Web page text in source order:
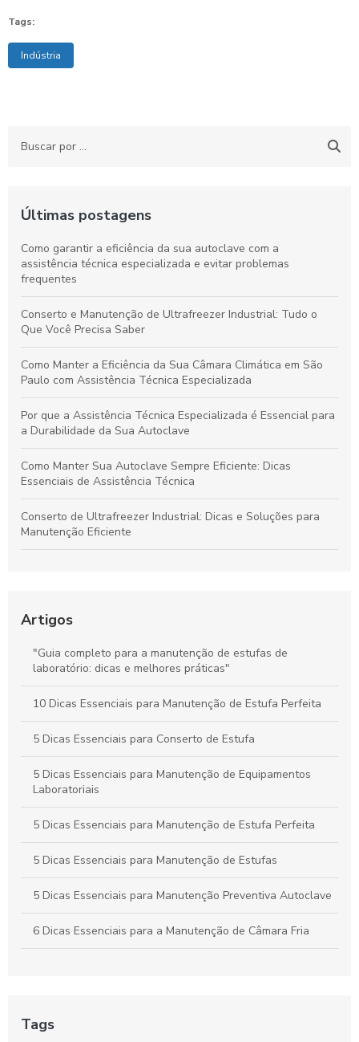
Tags:
Indústria
Últimas postagens
Como garantir a eficiência da sua autoclave com a
assistência técnica especializada e evitar problemas
frequentes
Conserto e Manutenção de Ultrafreezer Industrial: Tudo o
Que Você Precisa Saber
Como Manter a Eficiência da Sua Câmara Climática em São
Paulo com Assistência Técnica Especializada
Por que a Assistência Técnica Especializada é Essencial para
a Durabilidade da Sua Autoclave
Como Manter Sua Autoclave Sempre Eficiente: Dicas
Essenciais de Assistência Técnica
Conserto de Ultrafreezer Industrial: Dicas e Soluções para
Manutenção Eficiente
Assistência Técnica Especializada para Câmaras Climáticas
Guia Definitivo para Manutenção Eficaz do Ultracongelador
Industrial
Guia Definitivo de Assistência Técnica para Câmaras
Climáticas em São Paulo: Dicas e Soluções Completas
Artigos
"Guia completo para a manutenção de estufas de
laboratório: dicas e melhores práticas"
10 Dicas Essenciais para Manutenção de Estufa Perfeita
5 Dicas Essenciais para Conserto de Estufa
5 Dicas Essenciais para Manutenção de Equipamentos
Laboratoriais
5 Dicas Essenciais para Manutenção de Estufa Perfeita
5 Dicas Essenciais para Manutenção de Estufas
5 Dicas Essenciais para Manutenção Preventiva Autoclave
6 Dicas Essenciais para a Manutenção de Câmara Fria
6 Dicas para Encontrar a Melhor Assistência Técnica para
Tags